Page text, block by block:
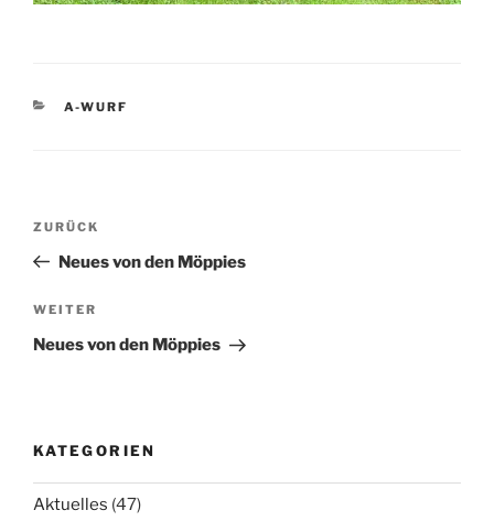
KATEGORIEN
A-WURF
Beitragsnavigation
Vorheriger
Beitrag
ZURÜCK
Neues von den Möppies
Nächster
Beitrag
WEITER
Neues von den Möppies
KATEGORIEN
Aktuelles (47)